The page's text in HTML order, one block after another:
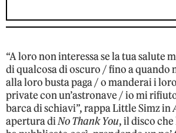
“A loro non interessa se la tua salute
di qualcosa di oscuro / fino a
alla loro busta paga / o manderai i
private con un’astronave / io mi
barca di schiavi”, rappa Little Simz in
apertura diNo Thank You, il disco